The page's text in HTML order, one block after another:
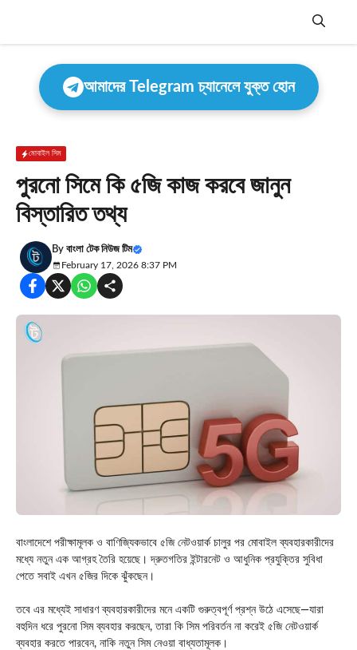
Menu
আমাদের Telegram চ্যানেলে যুক্ত হোন
মোবাইল সিম
পুরনো সিমে কি ৫জি কাজ করবে জানুন
বিস্তারিত তথ্য
By বাংলা টেক নিউজ টিম
February 17, 2026 8:37 PM
বাংলাদেশে পরীক্ষামূলক ও বাণিজ্যিকভাবে ৫জি নেটওয়ার্ক চালুর পর মোবাইল ব্যবহারকারীদের
মধ্যে নতুন এক আগ্রহ তৈরি হয়েছে। দ্রুতগতির ইন্টারনেট ও আধুনিক প্রযুক্তির সুবিধা
পেতে সবাই এখন ৫জির দিকে ঝুঁকছেন।
তবে এর মধ্যেই সাধারণ ব্যবহারকারীদের মনে একটি গুরুত্বপূর্ণ প্রশ্ন উঠে এসেছে—যারা
বহুদিন ধরে পুরনো সিম ব্যবহার করছেন, তারা কি সিম পরিবর্তন না করেই ৫জি নেটওয়ার্ক
ব্যবহার করতে পারবেন, নাকি নতুন সিম নেওয়া বাধ্যতামূলক।